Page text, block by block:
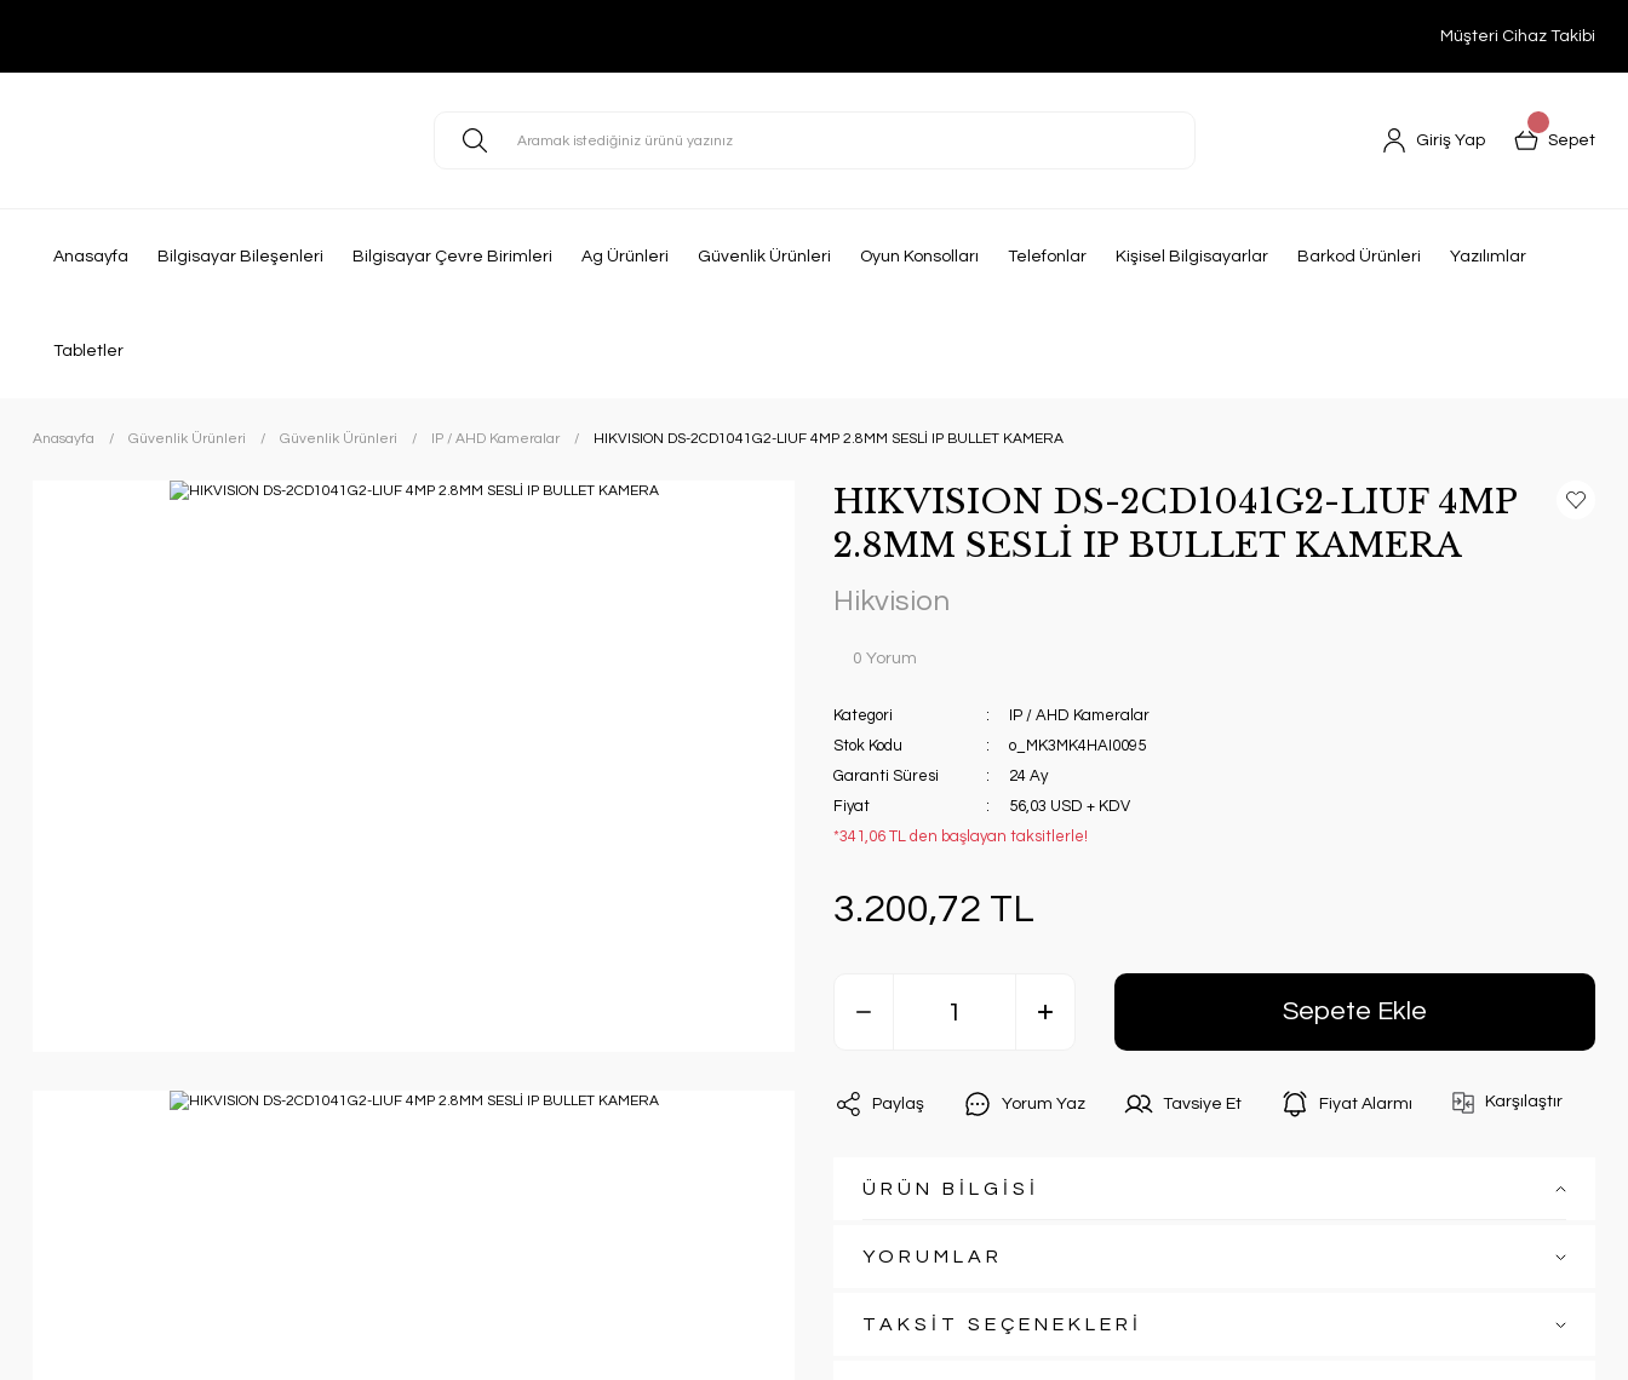
Müşteri Cihaz Takibi
Giriş Yap Sepet
Anasayfa Bilgisayar Bileşenleri Bilgisayar Çevre Birimleri Ag Ürünleri Güvenlik Ürünleri Oyun Konsolları Telefonlar Kişisel Bilgisayarlar Barkod Ürünleri Yazılımlar
Tabletler
Anasayfa Güvenlik Ürünleri Güvenlik Ürünleri IP / AHD Kameralar HIKVISION DS-2CD1041G2-LIUF 4MP 2.8MM SESLİ IP BULLET KAMERA
HIKVISION DS-2CD1041G2-LIUF 4MP
2.8MM SESLİ IP BULLET KAMERA
Hikvision
0 Yorum
Kategori
IP / AHD Kameralar
Stok Kodu
o_MK3MK4HAI0095
Garanti Süresi
24 Ay
Fiyat
56,03 USD + KDV
*341,06 TL den başlayan taksitlerle!
3.200,72 TL
Sepete Ekle
Paylaş Yorum Yaz Tavsiye Et Fiyat Alarmı Karşılaştır
ÜRÜN BİLGİSİ
YORUMLAR
TAKSİT SEÇENEKLERİ